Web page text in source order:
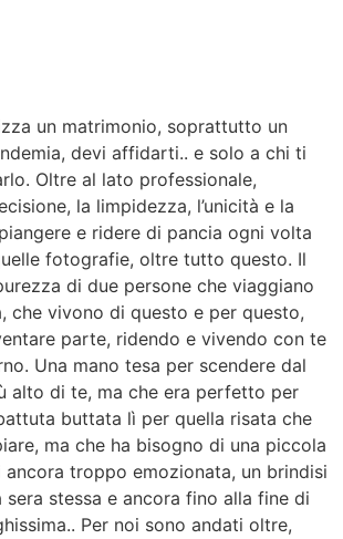
un matrimonio, soprattutto un
devi affidarti.. e solo a chi ti
Oltre al lato professionale,
la limpidezza, l’unicità e la
e ridere di pancia ogni volta
fotografie, oltre tutto questo. Il
di due persone che viaggiano
che vivono di questo e per questo,
parte, ridendo e vivendo con te
Una mano tesa per scendere dal
alto di te, ma che era perfetto per
buttata lì per quella risata che
ma che ha bisogno di una piccola
ancora troppo emozionata, un brindisi
sera stessa e ancora fino alla fine di
Per noi sono andati oltre,